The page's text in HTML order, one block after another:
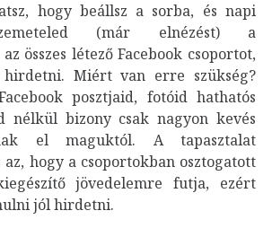
hogy beállsz a sorba, és napi
(már elnézést) a
összes létező Facebook csoportot,
hirdetni. Miért van erre szükség?
posztjaid, fotóid hathatós
nélkül bizony csak nagyon kevés
el maguktól. A tapasztalat
hogy a csoportokban osztogatott
jövedelemre futja, ezért
jól hirdetni.